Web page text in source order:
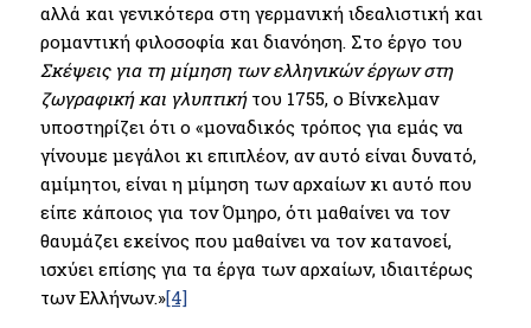
αλλά και γενικότερα στη γερμανική ιδεαλιστική και
ρομαντική φιλοσοφία και διανόηση. Στο έργο του
Σκέψεις για τη μίμηση των ελληνικών έργων στη
ζωγραφική και γλυπτική του 1755, ο Βίνκελμαν
υποστηρίζει ότι ο «μοναδικός τρόπος για εμάς να
γίνουμε μεγάλοι κι επιπλέον, αν αυτό είναι δυνατό,
αμίμητοι, είναι η μίμηση των αρχαίων κι αυτό που
είπε κάποιος για τον Όμηρο, ότι μαθαίνει να τον
θαυμάζει εκείνος που μαθαίνει να τον κατανοεί,
ισχύει επίσης για τα έργα των αρχαίων, ιδιαιτέρως
των Ελλήνων.»[4]